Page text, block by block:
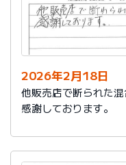
2026年2月18日
他販売店で断られた
感謝しております。